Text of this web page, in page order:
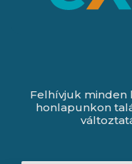
Felhívjuk minden
honlapunkon